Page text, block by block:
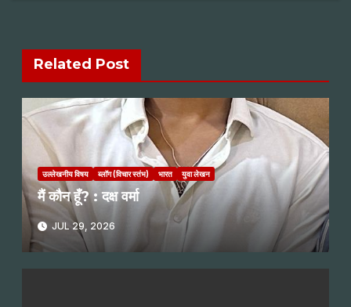
Related Post
उल्लेखनीय विषय ब्लॉग (विचार स्तंभ) भारत युवा लेखन
मैं कौन हूँ? : दक्ष वर्मा
JUL 29, 2026